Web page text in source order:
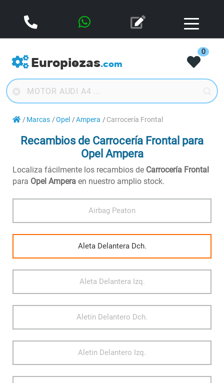
Europiezas.com
0
Marcas Opel Ampera Carrocería Frontal
Recambios de Carrocería Frontal para
Opel Ampera
Localiza fácilmente los recambios de Carrocería Frontal
para Opel Ampera en nuestro amplio stock.
Airbag Peaton
Aleta Delantera Dch.
Aleta Delantera Izq.
Aletin Delantero Dch.
Aletin Delantero Izq.